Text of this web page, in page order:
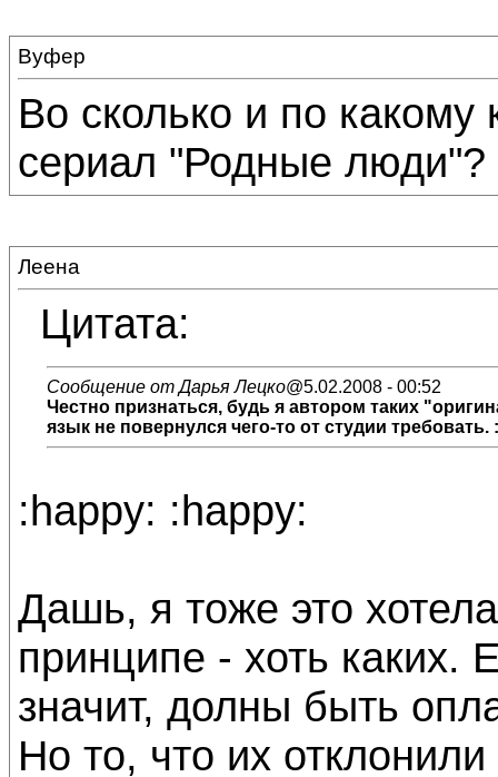
Вуфер
Во сколько и по
сериал "Родные люди"?
Леена
Цитата:
Сообщение от Дарья Лецко@5.02.2008 - 00:52
Честно признаться, будь я автором таких
язык не повернулся чего-то от студии требовать.
:happy: :happy:
Дашь, я тоже это
принципе - хоть каких.
значит, долны быть
Но то, что их